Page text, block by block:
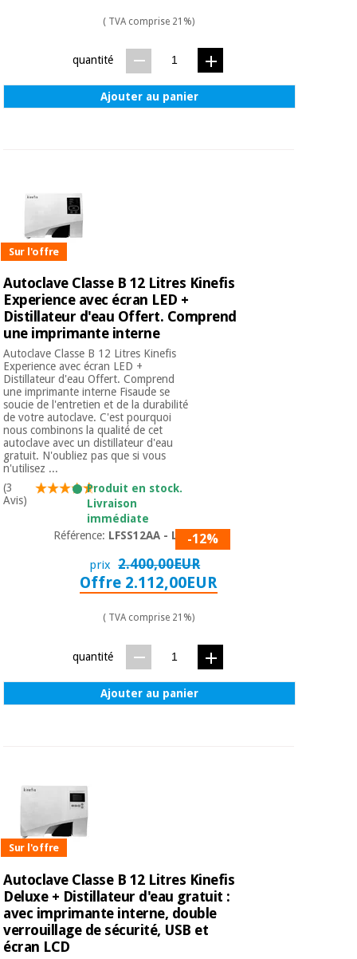
( TVA comprise 21%)
quantité
Ajouter au panier
Sur l'offre
Autoclave Classe B 12 Litres Kinefis
Experience avec écran LED +
Distillateur d'eau Offert. Comprend
une imprimante interne
Autoclave Classe B 12 Litres Kinefis
Experience avec écran LED +
Distillateur d'eau Offert. Comprend
une imprimante interne Fisaude se
soucie de l'entretien et de la durabilité
de votre autoclave. C'est pourquoi
nous combinons la qualité de cet
autoclave avec un distillateur d'eau
gratuit. N'oubliez pas que si vous
n'utilisez ...
(3
Avis)
Produit en stock.
Livraison
immédiate
Référence: LFSS12AA - LED-12%
prix 2.400,00EUR
Offre 2.112,00EUR
( TVA comprise 21%)
quantité
Ajouter au panier
Sur l'offre
Autoclave Classe B 12 Litres Kinefis
Deluxe + Distillateur d'eau gratuit :
avec imprimante interne, double
verrouillage de sécurité, USB et
écran LCD